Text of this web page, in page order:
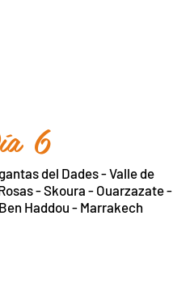
6
del Dades - Valle de
- Skoura - Ouarzazate -
Haddou - Marrakech